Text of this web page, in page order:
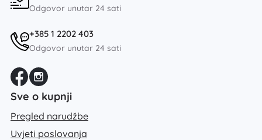
Odgovor unutar 24 sati
+385 1 2202 403
Odgovor unutar 24 sati
Sve o kupnji
Pregled narudžbe
Uvjeti poslovanja